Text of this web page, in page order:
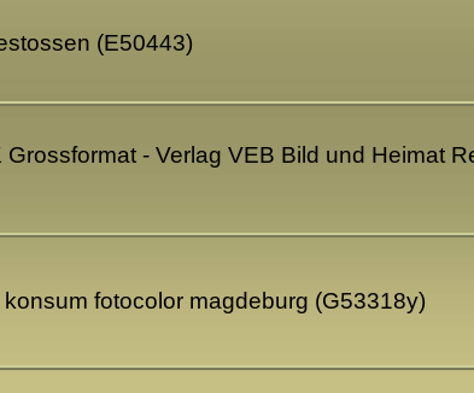
(E50443)
- Verlag VEB Bild und Heimat
fotocolor magdeburg (G53318y)